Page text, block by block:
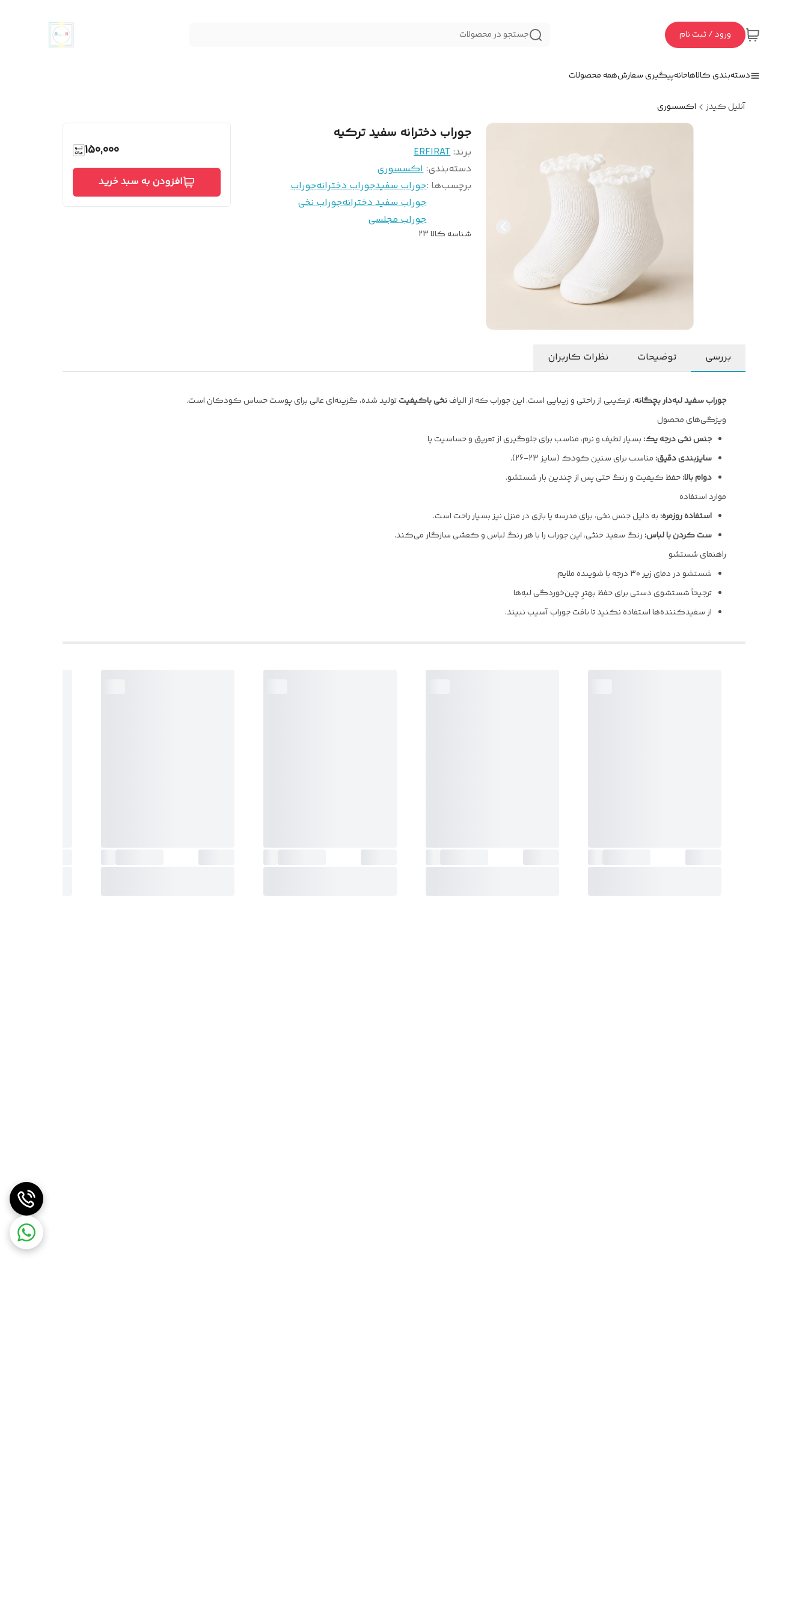
ورود / ثبت نام جستجو در محصولات
دسته‌بندی کالاهاخانهپیگیری سفارشهمه محصولات
آنلیل کیدز اکسسوری
جوراب دخترانه سفید ترکیه
برند:ERFIRAT
دسته‌بندی:اکسسوری
برچسب‌ها :جوراب سفیدجوراب دخترانهجوراب
جوراب سفید دخترانهجوراب نخی
جوراب مجلسی
شناسه کالا23
150,000
افزودن به سبد خرید
بررسی توضیحات نظرات کاربران
جوراب سفید لبه‌دار بچگانه، ترکیبی از راحتی و زیبایی است. این جوراب که از الیافنخی باکیفیتتولید شده، گزینه‌ای عالی برای پوست حساس کودکان است.
ویژگی‌های محصول
جنس نخی درجه یک:بسیار لطیف و نرم، مناسب برای جلوگیری از تعریق و حساسیت پا
سایزبندی دقیق:مناسب برای سنین کودک (سایز 23-26).
دوام بالا:حفظ کیفیت و رنگ حتی پس از چندین بار شستشو.
موارد استفاده
استفاده روزمره:به دلیل جنس نخی، برای مدرسه یا بازی در منزل نیز بسیار راحت است.
ست کردن با لباس:رنگ سفید خنثی، این جوراب را با هر رنگ لباس و کفشی سازگار می‌کند.
راهنمای شستشو
شستشو در دمای زیر ۳۰ درجه با شوینده ملایم
ترجیحاً شستشوی دستی برای حفظ بهترِ چین‌خوردگی لبه‌ها
از سفیدکننده‌ها استفاده نکنید تا بافت جوراب آسیب نبیند.